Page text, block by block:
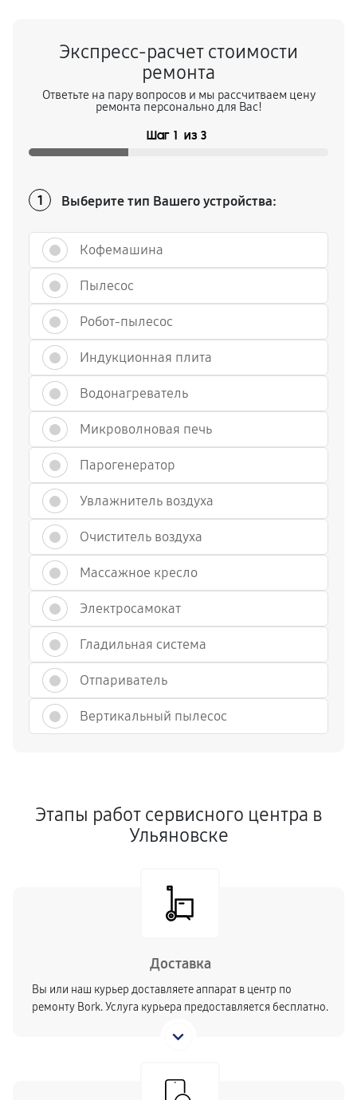
Экспресс-расчет стоимости
ремонта
Ответьте на пару вопросов и мы рассчитваем цену
ремонта персонально для Вас!
Шаг 1 из 3
1 Выберите тип Вашего устройства:
Кофемашина
Пылесос
Робот-пылесос
Индукционная плита
Водонагреватель
Микроволновая печь
Парогенератор
Увлажнитель воздуха
Очиститель воздуха
Массажное кресло
Электросамокат
Гладильная система
Отпариватель
Вертикальный пылесос
Этапы работ сервисного центра в
Ульяновске
Доставка
Вы или наш курьер доставляете аппарат в центр по
ремонту Bork. Услуга курьера предоставляется бесплатно.